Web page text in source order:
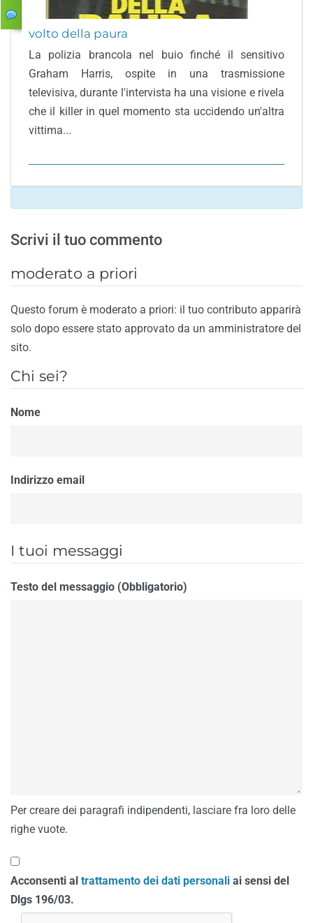
volto della paura
La polizia brancola nel buio finché il sensitivo
Graham Harris, ospite in una trasmissione
televisiva, durante l'intervista ha una visione e rivela
che il killer in quel momento sta uccidendo un'altra
vittima...
Scrivi il tuo commento
moderato a priori
Questo forum è moderato a priori: il tuo contributo apparirà
solo dopo essere stato approvato da un amministratore del
sito.
Chi sei?
Nome
Indirizzo email
I tuoi messaggi
Testo del messaggio (Obbligatorio)
Per creare dei paragrafi indipendenti, lasciare fra loro delle
righe vuote.
Acconsenti al trattamento dei dati personali ai sensi del
Dlgs 196/03.